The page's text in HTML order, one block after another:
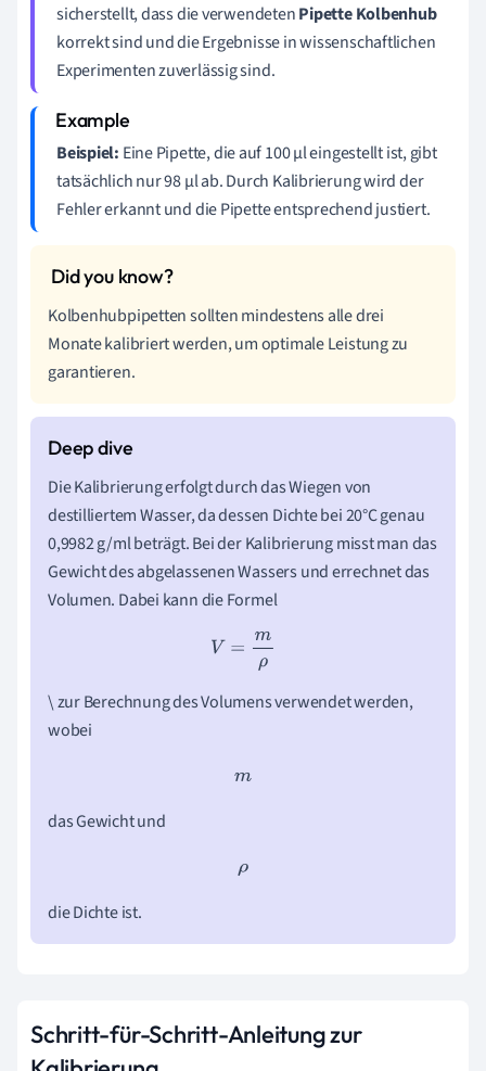
sicherstellt, dass die verwendetenPipette Kolbenhub
korrekt sind und die Ergebnisse in wissenschaftlichen
Experimenten zuverlässig sind.
Beispiel: Eine Pipette, die auf 100 µl eingestellt ist, gibt
tatsächlich nur 98 µl ab. Durch Kalibrierung wird der
Fehler erkannt und die Pipette entsprechend justiert.
Kolbenhubpipetten sollten mindestens alle drei
Monate kalibriert werden, um optimale Leistung zu
garantieren.
Die Kalibrierung erfolgt durch das Wiegen von
destilliertem Wasser, da dessen Dichte bei 20°C genau
0,9982 g/ml beträgt. Bei der Kalibrierung misst man das
Gewicht des abgelassenen Wassers und errechnet das
Volumen. Dabei kann die Formel
V=mρ
\ zur Berechnung des Volumens verwendet werden,
wobei
m
das Gewicht und
ρ
die Dichte ist.
Schritt-für-Schritt-Anleitung zur